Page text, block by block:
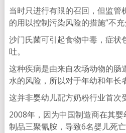
当时只进行有限的召回，但监管
的用以控制污染风险的措施”不充
沙门氏菌可引起食物中毒，症状
吐。
这种疾病是由来自农场动物的肠
水的风险，所以对于年幼和年长
这并非婴幼儿配方奶粉行业首次
2008年，因为中国制造商在其
制品三聚氰胺，导致6名婴儿死亡